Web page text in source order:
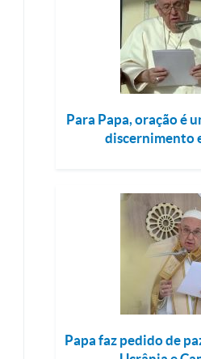
Para Papa, oração é
discernimento
Papa faz pedido de